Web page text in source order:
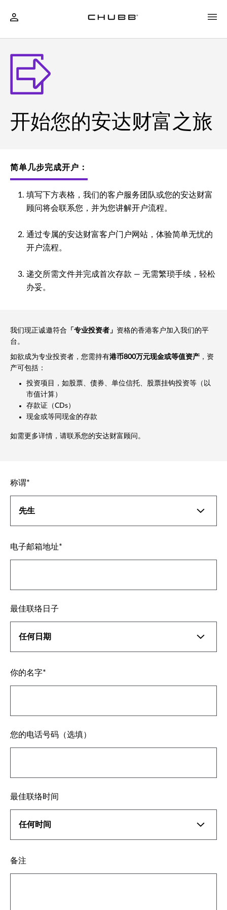
开始您的安达财富之旅
简单几步完成开户：
填写下方表格，我们的客户服务团队或您的安达财富
顾问将会联系您，并为您讲解开户流程。
通过专属的安达财富客户门户网站，体验简单无忧的
开户流程。
递交所需文件并完成首次存款 — 无需繁琐手续，轻松
办妥。
我们现正诚邀符合 「专业投资者」 资格的香港客户加入我们的平
台。
如欲成为专业投资者，您需持有港币800万元现金或等值资产 ，资
产可包括：
投资项目，如股票、债券、单位信托、股票挂钩投资等（以
市值计算）
存款证（CDs）
现金或等同现金的存款
如需更多详情，请联系您的安达财富顾问。
称谓
电子邮箱地址
最佳联络日子
你的名字
您的电话号码（选填）
最佳联络时间
备注